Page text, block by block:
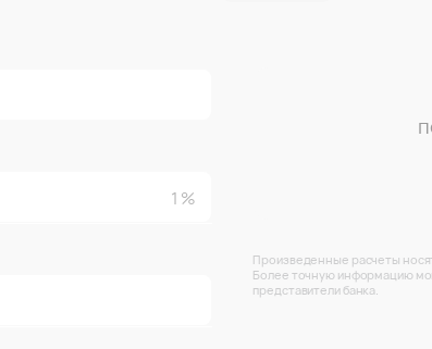
Произведенные расчеты
Более точную информацию
представители банка.